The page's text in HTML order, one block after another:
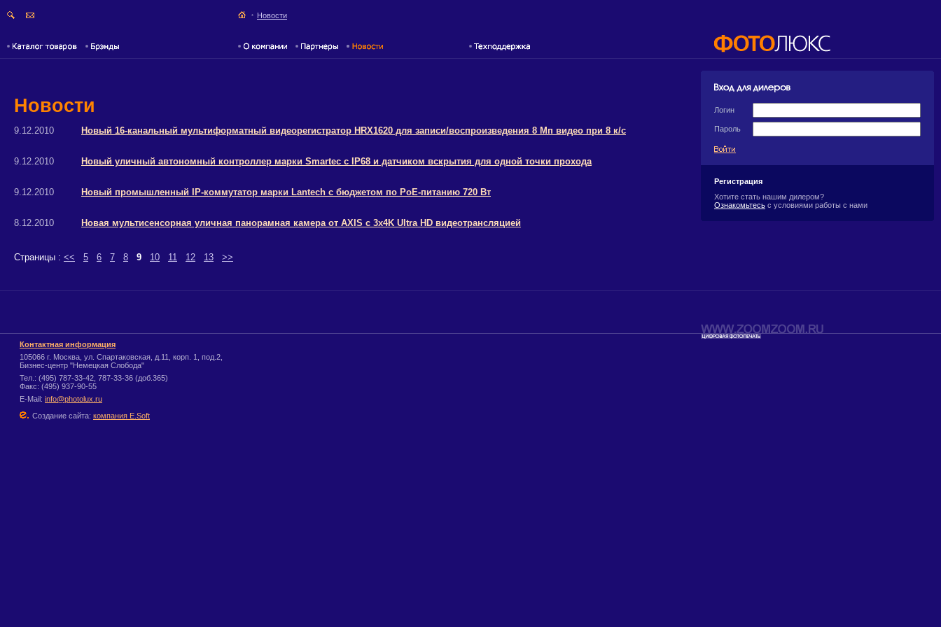
Новости
Новости
9.12.2010 Новый 16-канальный мультиформатный видеорегистратор HRX1620 для записи/воспроизведения 8 Мп видео при 8 к/с
9.12.2010 Новый уличный автономный контроллер марки Smartec с IP68 и датчиком вскрытия для одной точки прохода
9.12.2010 Новый промышленный IP-коммутатор марки Lantech с бюджетом по PoE-питанию 720 Вт
8.12.2010 Новая мультисенсорная уличная панорамная камера от AXIS с 3х4K Ultra HD видеотрансляцией
Страницы : << 5 6 7 8 9 10 11 12 13 >>
Логин
Пароль
Регистрация
Хотите стать нашим дилером?
Ознакомьтесь с условиями работы с нами
Контактная информация
105066 г. Москва, ул. Спартаковская, д.11, корп. 1, под.2,
Бизнес-центр "Немецкая Слобода"
Тел.: (495) 787-33-42, 787-33-36 (доб.365)
Факс: (495) 937-90-55
E-Mail: info@photolux.ru
Создание сайта: компания E.Soft